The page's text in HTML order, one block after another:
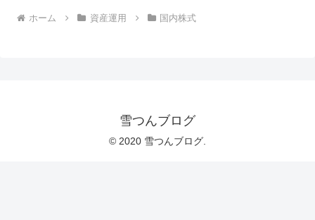
ホーム 資産運用 国内株式
雪つんブログ
© 2020 雪つんブログ.